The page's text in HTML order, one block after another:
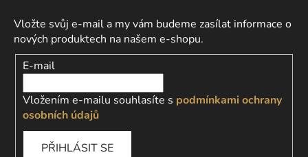
Vložte svůj e-mail a my vám budeme zasílat informace o
nových produktech na našem e-shopu.
E-mail
Vložením e-mailu souhlasíte s podmínkami ochrany
osobních údajů
PŘIHLÁSIT SE